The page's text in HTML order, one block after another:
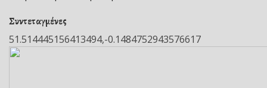
Συντεταγμένες
51.514445156413494,-0.1484752943576617